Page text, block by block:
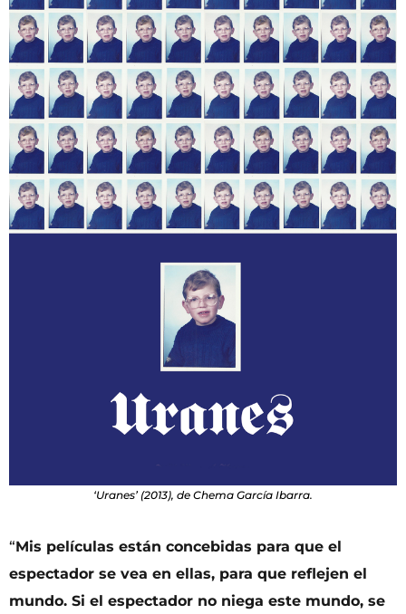
‘Uranes’ (2013), de Chema García Ibarra.
“Mis películas están concebidas para que el
espectador se vea en ellas, para que reflejen el
mundo. Si el espectador no niega este mundo, se